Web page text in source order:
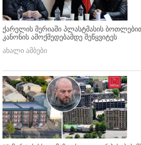
ქარელის მერიაში პლასტმასის
კანონის ამოქმედებამდე შეწყვიტეს
ახალი ამბები